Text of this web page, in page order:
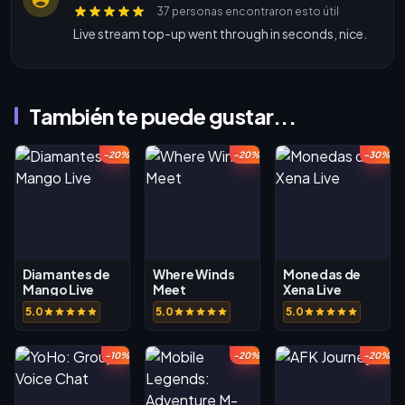
37 personas encontraron esto útil
Live stream top-up went through in seconds, nice.
También te puede gustar...
-20%
Diamantes de
Mango Live
5.0
-20%
Where Winds
Meet
5.0
-30%
Monedas de
Xena Live
5.0
-10% -20% -20%